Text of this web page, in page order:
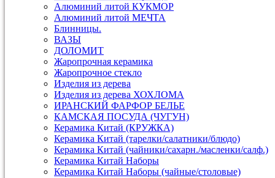
Алюминий литой КУКМОР
Алюминий литой МЕЧТА
Блинницы.
ВАЗЫ
ДОЛОМИТ
Жаропрочная керамика
Жаропрочное стекло
Изделия из дерева
Изделия из дерева ХОХЛОМА
ИРАНСКИЙ ФАРФОР БЕЛЬЕ
КАМСКАЯ ПОСУДА (ЧУГУН)
Керамика Китай (КРУЖКА)
Керамика Китай (тарелки/салатники/блюдо)
Керамика Китай (чайники/сахарн./масленки/салф.)
Керамика Китай Наборы
Керамика Китай Наборы (чайные/столовые)